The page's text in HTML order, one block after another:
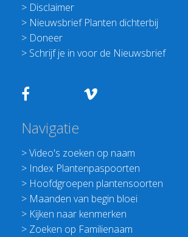
> Disclaimer
> Nieuwsbrief Planten dichterbij
> Doneer
> Schrijf je in voor de Nieuwsbrief
Navigatie
>Video's zoeken op naam
> Index Plantenpaspoorten
> Hoofdgroepen plantensoorten
> Maanden van begin bloei
> Kijken naar kenmerken
> Zoeken op Familienaam